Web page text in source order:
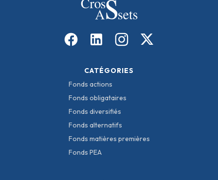
CATÉGORIES
Fonds actions
Fonds obligataires
Fonds diversifiés
Fonds alternatifs
Fonds matières premières
Fonds PEA